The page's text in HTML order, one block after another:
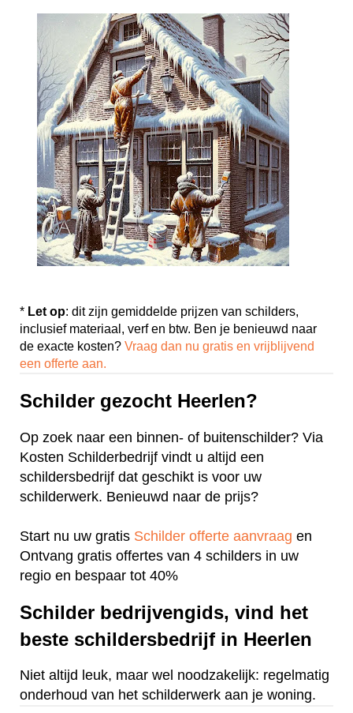
* Let op: dit zijn gemiddelde prijzen van schilders,
inclusief materiaal, verf en btw. Ben je benieuwd naar
de exacte kosten? Vraag dan nu gratis en vrijblijvend
een offerte aan.
Schilder gezocht Heerlen?
Op zoek naar een binnen- of buitenschilder? Via
Kosten Schilderbedrijf vindt u altijd een
schildersbedrijf dat geschikt is voor uw
schilderwerk. Benieuwd naar de prijs?
Start nu uw gratis Schilder offerte aanvraag en
Ontvang gratis offertes van 4 schilders in uw
regio en bespaar tot 40%
Schilder bedrijvengids, vind het
beste schildersbedrijf in Heerlen
Niet altijd leuk, maar wel noodzakelijk: regelmatig
onderhoud van het schilderwerk aan je woning.